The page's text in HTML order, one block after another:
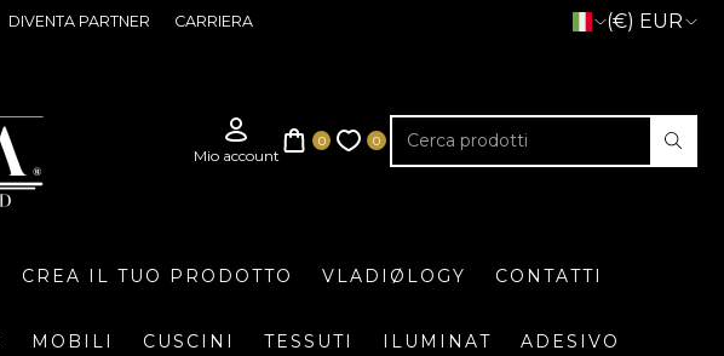
DIVENTA PARTNER CARRIERA (€) EUR
CREA IL TUO PRODOTTO VLADIØLOGY CONTATTI
MOBILI CUSCINI TESSUTI ILUMINAT ADESIVO